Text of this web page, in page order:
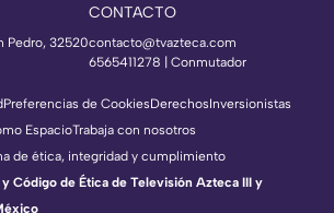
Pedro, 32520
CONTACTO
contacto@tvazteca.com
6565411278 | Conmutador
Preferencias de CookiesDerechosInversionistas
EspacioTrabaja con nosotros
de ética, integridad y cumplimiento
Código de Ética de Televisión Azteca III y